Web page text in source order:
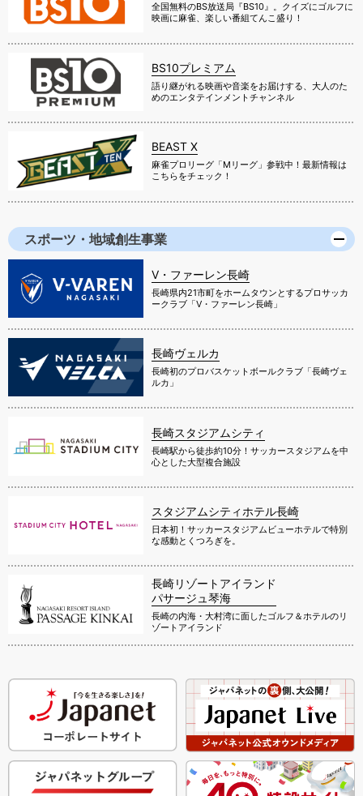
全国無料のBS放送局『BS10』。クイズにゴルフに
映画に麻雀、楽しい番組てんこ盛り！
BS10プレミアム
語り継がれる映画や音楽をお届けする、大人のた
めのエンタテインメントチャンネル
BEAST X
麻雀プロリーグ「Mリーグ」参戦中！最新情報は
こちらをチェック！
スポーツ・地域創生事業
V・ファーレン長崎
長崎県内21市町をホームタウンとするプロサッカ
ークラブ「V・ファーレン長崎」
長崎ヴェルカ
長崎初のプロバスケットボールクラブ「長崎ヴェ
ルカ」
長崎スタジアムシティ
長崎駅から徒歩約10分！サッカースタジアムを中
心とした大型複合施設
スタジアムシティホテル長崎
日本初！サッカースタジアムビューホテルで特別
な感動とくつろぎを。
長崎リゾートアイランド
パサージュ琴海
長崎の内海・大村湾に面したゴルフ＆ホテルのリ
ゾートアイランド